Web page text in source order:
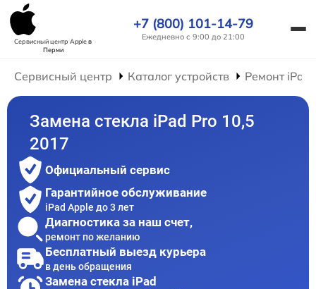
Сервисный центр Appleв
Перми
+7 (800) 101-14-79
Ежедневно с 9:00 до 21:00
Сервисный центр Каталог устройств Ремонт iPad
Замена стекла iPad Pro 10,5
2017
Официальный сервис
Гарантийное обслуживание
iPad Apple до 3 лет
Диагностика за наш счет,
ремонт по желанию
Бесплатный выезд курьера
в день обращения
Замена стекла iPad